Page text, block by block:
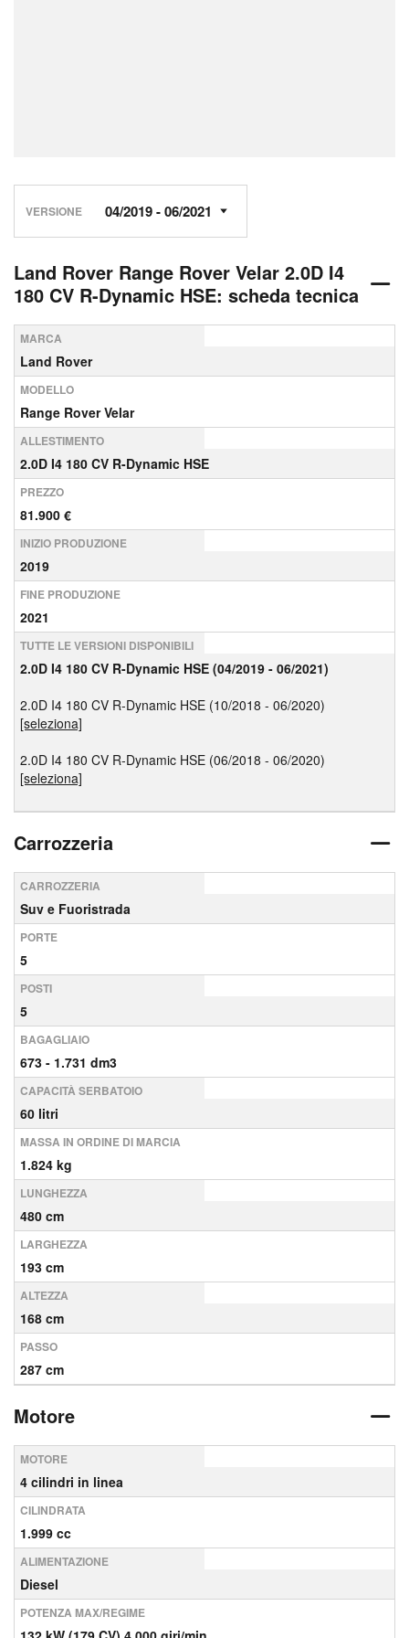
VERSIONE
Land Rover Range Rover Velar 2.0D I4
180 CV R-Dynamic HSE: scheda tecnica
MARCA
Land Rover
MODELLO
Range Rover Velar
ALLESTIMENTO
2.0D I4 180 CV R-Dynamic HSE
PREZZO
81.900 €
INIZIO PRODUZIONE
2019
FINE PRODUZIONE
2021
TUTTE LE VERSIONI DISPONIBILI
2.0D I4 180 CV R-Dynamic HSE (04/2019 - 06/2021)
2.0D I4 180 CV R-Dynamic HSE (10/2018 - 06/2020)
[seleziona]
2.0D I4 180 CV R-Dynamic HSE (06/2018 - 06/2020)
[seleziona]
Carrozzeria
CARROZZERIA
Suv e Fuoristrada
PORTE
5
POSTI
5
BAGAGLIAIO
673 - 1.731 dm3
CAPACITÀ SERBATOIO
60 litri
MASSA IN ORDINE DI MARCIA
1.824 kg
LUNGHEZZA
480 cm
LARGHEZZA
193 cm
ALTEZZA
168 cm
PASSO
287 cm
Motore
MOTORE
4 cilindri in linea
CILINDRATA
1.999 cc
ALIMENTAZIONE
Diesel
POTENZA MAX/REGIME